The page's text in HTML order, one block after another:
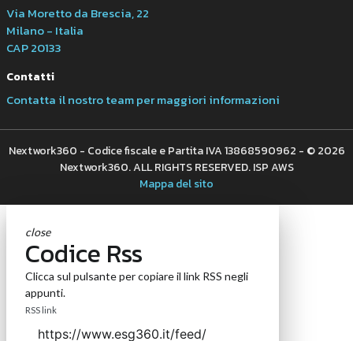
Via Moretto da Brescia, 22
Milano - Italia
CAP 20133
Contatti
Contatta il nostro team per maggiori informazioni
Nextwork360 - Codice fiscale e Partita IVA 13868590962 - © 2026
Nextwork360. ALL RIGHTS RESERVED. ISP AWS
Mappa del sito
close
Codice Rss
Clicca sul pulsante per copiare il link RSS negli
appunti.
RSS link